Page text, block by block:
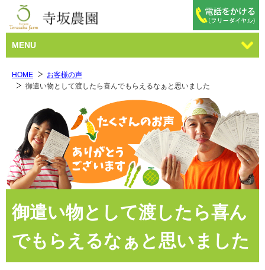
MENU
HOME
お客様の声
御遣い物として渡したら喜んでもらえるなぁと思いました
御遣い物として渡したら喜ん
でもらえるなぁと思いました